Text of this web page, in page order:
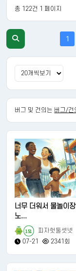
총 122건 1 페이지
1
버그 및 건의는 버그/건
너무 더워서 물놀이
노...
151
피자헛둘셋넷
07-21
2341회